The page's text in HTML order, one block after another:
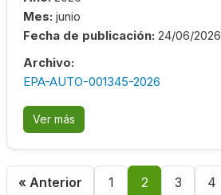
Mes: junio
Fecha de publicación: 24/06/2026
Archivo:
EPA-AUTO-001345-2026
Ver más
« Anterior 1 2 3 4